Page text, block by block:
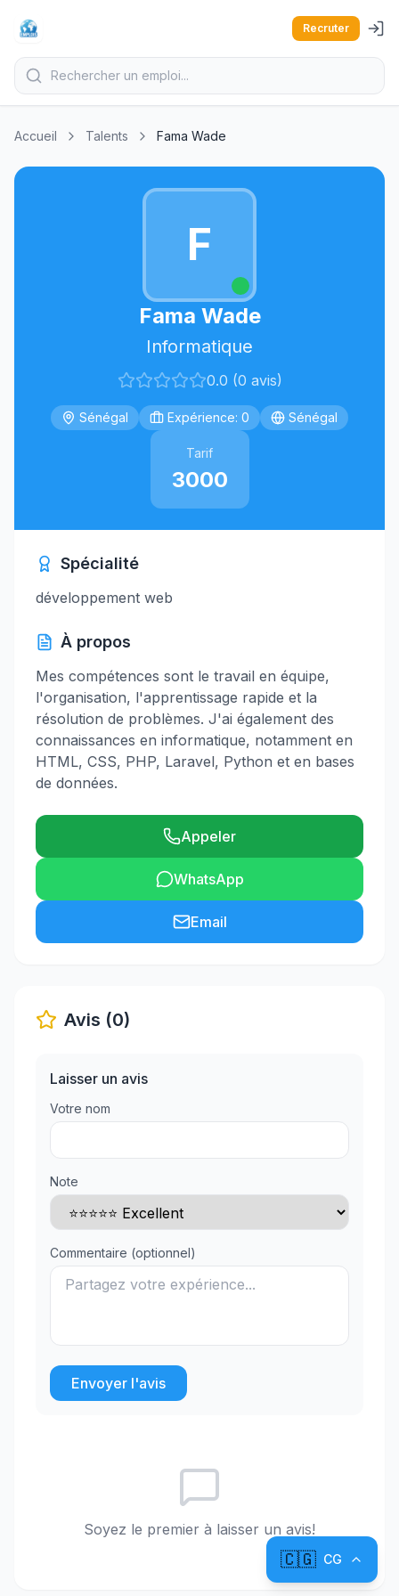
Recruter
Accueil Talents Fama Wade
F
Fama Wade
Informatique
0.0 (0 avis)
Sénégal Expérience: 0 Sénégal
Tarif
3000
Spécialité
développement web
À propos
Mes compétences sont le travail en équipe,
l'organisation, l'apprentissage rapide et la
résolution de problèmes. J'ai également des
connaissances en informatique, notamment en
HTML, CSS, PHP, Laravel, Python et en bases
de données.
Appeler
WhatsApp
Email
Avis (0)
Laisser un avis
Votre nom
Note
Commentaire (optionnel)
Envoyer l'avis
Soyez le premier à laisser un avis!
🇨🇬 CG